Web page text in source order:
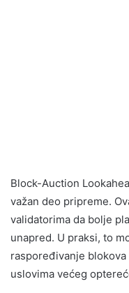
Block-Auction
važan deo pripreme.
validatorima da bolje
unapred. U praksi, to
raspoređivanje
uslovima većeg